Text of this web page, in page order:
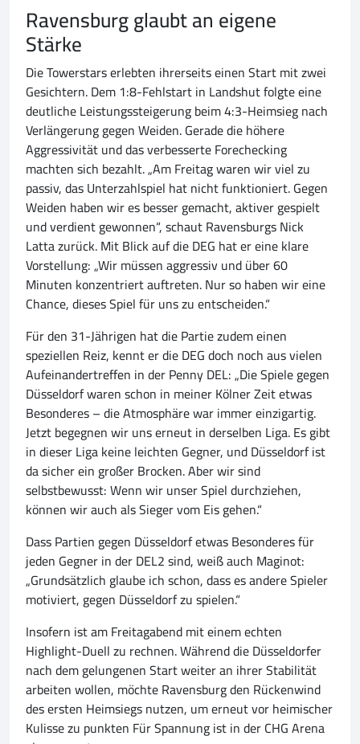
Ravensburg glaubt an eigene
Stärke
Die Towerstars erlebten ihrerseits einen Start mit zwei
Gesichtern. Dem 1:8-Fehlstart in Landshut folgte eine
deutliche Leistungssteigerung beim 4:3-Heimsieg nach
Verlängerung gegen Weiden. Gerade die höhere
Aggressivität und das verbesserte Forechecking
machten sich bezahlt. „Am Freitag waren wir viel zu
passiv, das Unterzahlspiel hat nicht funktioniert. Gegen
Weiden haben wir es besser gemacht, aktiver gespielt
und verdient gewonnen“, schaut Ravensburgs Nick
Latta zurück. Mit Blick auf die DEG hat er eine klare
Vorstellung: „Wir müssen aggressiv und über 60
Minuten konzentriert auftreten. Nur so haben wir eine
Chance, dieses Spiel für uns zu entscheiden.“
Für den 31-Jährigen hat die Partie zudem einen
speziellen Reiz, kennt er die DEG doch noch aus vielen
Aufeinandertreffen in der Penny DEL: „Die Spiele gegen
Düsseldorf waren schon in meiner Kölner Zeit etwas
Besonderes – die Atmosphäre war immer einzigartig.
Jetzt begegnen wir uns erneut in derselben Liga. Es gibt
in dieser Liga keine leichten Gegner, und Düsseldorf ist
da sicher ein großer Brocken. Aber wir sind
selbstbewusst: Wenn wir unser Spiel durchziehen,
können wir auch als Sieger vom Eis gehen.“
Dass Partien gegen Düsseldorf etwas Besonderes für
jeden Gegner in der DEL2 sind, weiß auch Maginot:
„Grundsätzlich glaube ich schon, dass es andere Spieler
motiviert, gegen Düsseldorf zu spielen.“
Insofern ist am Freitagabend mit einem echten
Highlight-Duell zu rechnen. Während die Düsseldorfer
nach dem gelungenen Start weiter an ihrer Stabilität
arbeiten wollen, möchte Ravensburg den Rückenwind
des ersten Heimsiegs nutzen, um erneut vor heimischer
Kulisse zu punkten Für Spannung ist in der CHG Arena